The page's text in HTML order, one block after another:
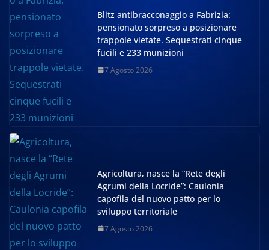
Blitz antibracconaggio a Fabrizia:
pensionato sorpreso a posizionare
trappole vietate. Sequestrati cinque
fucili e 233 munizioni
7 Agosto 2026
Agricoltura, nasce la “Rete degli
Agrumi della Locride”: Caulonia
capofila del nuovo patto per lo
sviluppo territoriale
7 Agosto 2026